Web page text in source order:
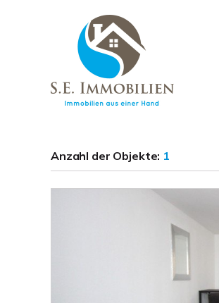
Anzahl der Objekte: 1